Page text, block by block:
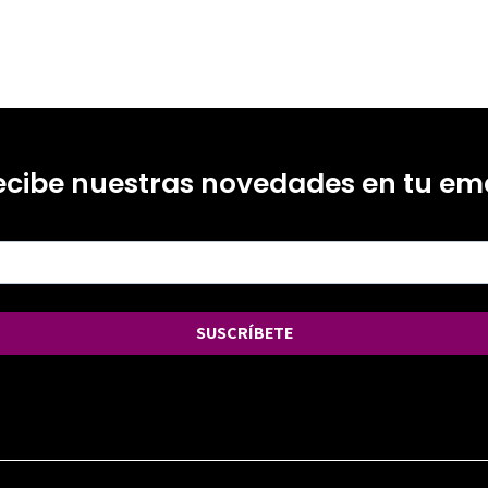
nuestras novedades en tu
SUSCRÍBETE